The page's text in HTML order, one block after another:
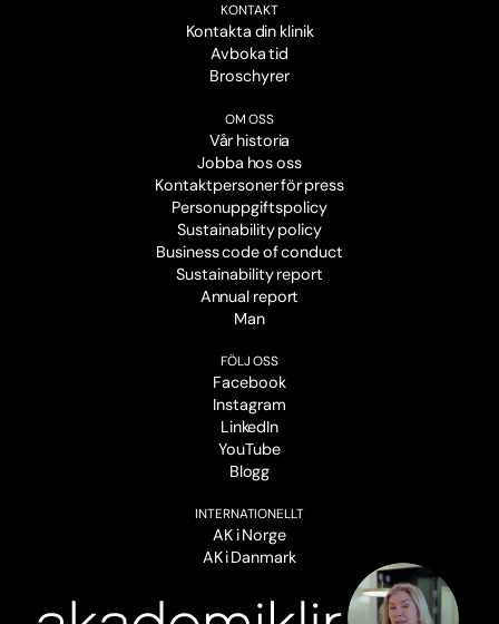
KONTAKT
Kontakta din klinik
Avboka tid
Broschyrer
OM OSS
Vår historia
Jobba hos oss
Kontaktpersoner för press
Personuppgiftspolicy
Sustainability policy
Business code of conduct
Sustainability report
Annual report
Man
FÖLJ OSS
Facebook
Instagram
LinkedIn
YouTube
Blogg
INTERNATIONELLT
AK i Norge
AK i Danmark